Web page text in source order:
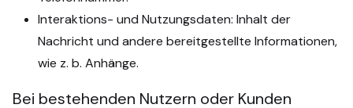
Interaktions- und Nutzungsdaten: Inhalt der
Nachricht und andere bereitgestellte Informationen,
wie z. b. Anhänge.
Bei bestehenden Nutzern oder Kunden